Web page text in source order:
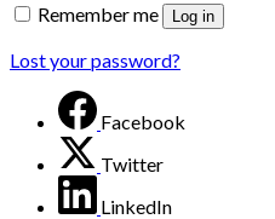
Remember me
Log in
Lost your password?
Facebook
Twitter
LinkedIn